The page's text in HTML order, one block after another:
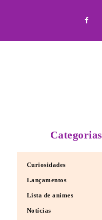
Categorias
Curiosidades
Lançamentos
Lista de animes
Notícias